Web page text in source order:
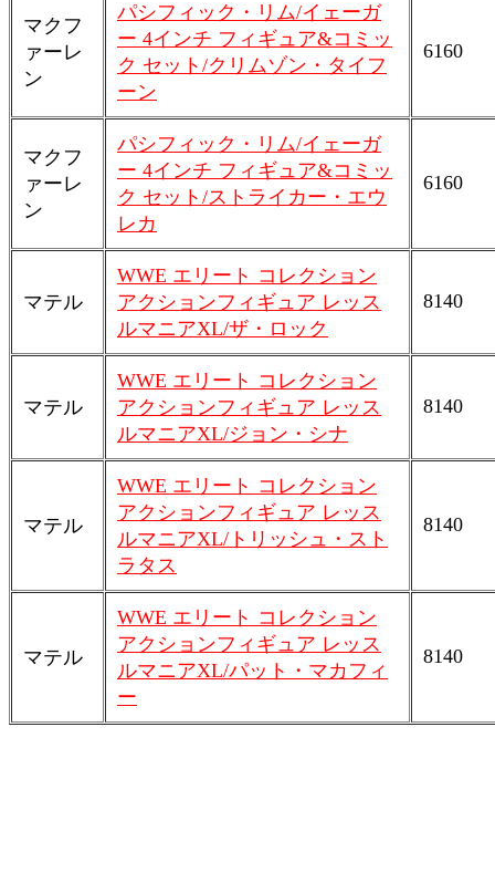
マクフ
ァーレ
ン
パシフィック・リム/イェーガ
ー 4インチ フィギュア&コミッ
ク セット/クリムゾン・タイフ
ーン
6160
マクフ
ァーレ
ン
パシフィック・リム/イェーガ
ー 4インチ フィギュア&コミッ
ク セット/ストライカー・エウ
レカ
6160
マテル
WWE エリート コレクション
アクションフィギュア レッス
ルマニアXL/ザ・ロック
8140
マテル
WWE エリート コレクション
アクションフィギュア レッス
ルマニアXL/ジョン・シナ
8140
マテル
WWE エリート コレクション
アクションフィギュア レッス
ルマニアXL/トリッシュ・スト
ラタス
8140
マテル
WWE エリート コレクション
アクションフィギュア レッス
ルマニアXL/パット・マカフィ
ー
8140